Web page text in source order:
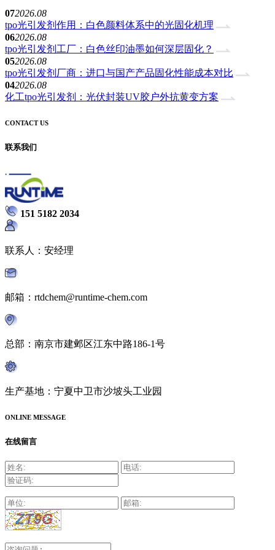
072026.08
tpo光引发剂作用：白色颜料体系中的光固化机理
062026.08
tpo光引发剂工厂：白色丝印油墨如何深层固化？
052026.08
tpo光引发剂厂商：进口与国产产品固化性能成本对比
042026.08
化工tpo光引发剂：光伏封装UV胶户外抗黄变方案
CONTACT US
联系我们
151 5182 2034
联系人：安经理
邮箱：rtdchem@runtime-chem.com
总部：南京市建邺区江东中路186-1号
生产基地：宁夏中卫市沙坡头工业园
ONLINE MESSAGE
在线留言